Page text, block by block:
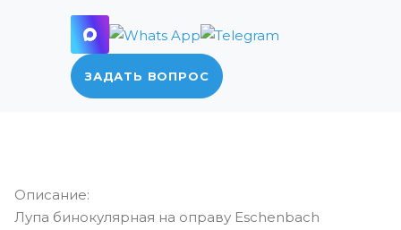
ЗАДАТЬ ВОПРОС
Описание:
Лупа бинокулярная на оправу Eschenbach